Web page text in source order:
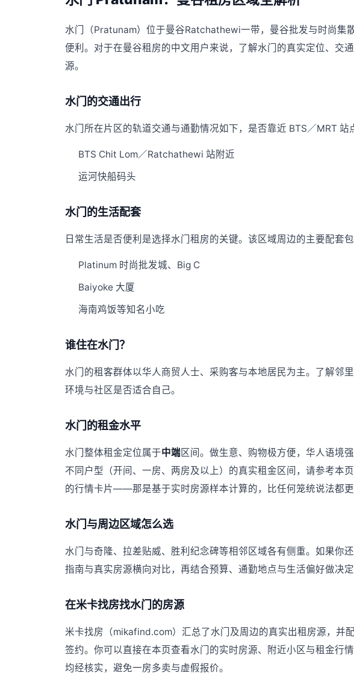
水门（Pratunam）位于曼谷Ratchathewi一带，曼谷批发与时尚集
便利。对于在曼谷租房的中文用户来说，了解水门的真实定位、交
源。
水门的交通出行
水门所在片区的轨道交通与通勤情况如下，是否靠近 BTS／MRT 站
BTS Chit Lom／Ratchathewi 站附近
运河快船码头
水门的生活配套
日常生活是否便利是选择水门租房的关键。该区域周边的主要配套包
Platinum 时尚批发城、Big C
Baiyoke 大厦
海南鸡饭等知名小吃
谁住在水门？
水门的租客群体以华人商贸人士、采购客与本地居民为主。了解邻
环境与社区是否适合自己。
水门的租金水平
水门整体租金定位属于中端区间。做生意、购物极方便，华人语境
不同户型（开间、一房、两房及以上）的真实租金区间，请参考本
的行情卡片——那是基于实时房源样本计算的，比任何笼统说法都更
水门与周边区域怎么选
水门与奇隆、拉差贴威、胜利纪念碑等相邻区域各有侧重。如果你
指南与真实房源横向对比，再结合预算、通勤地点与生活偏好做决定
在米卡找房找水门的房源
米卡找房（mikafind.com）汇总了水门及周边的真实出租房源，并
签约。你可以直接在本页查看水门的实时房源、附近小区与租金行
均经核实，避免一房多卖与虚假报价。